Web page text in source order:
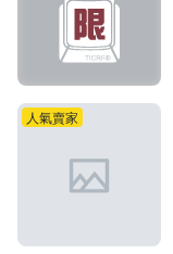
人氣賣家